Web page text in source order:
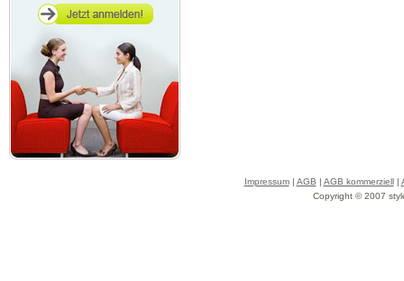
Impressum| AGB | AGB kommerziell|
Copyright © 2007